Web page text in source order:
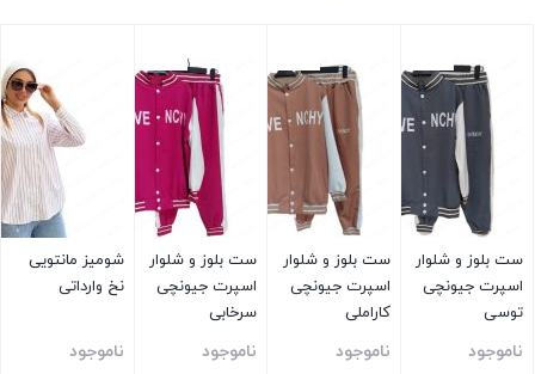
ست بلوز و شلوار
اسپرت جیونچی
توسی
ناموجود
ست بلوز و شلوار
اسپرت جیونچی
کاراملی
ناموجود
ست بلوز و شلوار
اسپرت جیونچی
سرخابی
ناموجود
شومیز مانتویی
نخ وارداتی
ناموجود